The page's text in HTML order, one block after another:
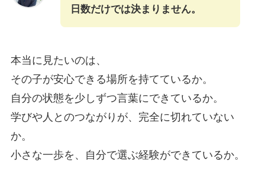
日数だけでは決まりません。
本当に見たいのは、
その子が安心できる場所を持てているか。
自分の状態を少しずつ言葉にできているか。
学びや人とのつながりが、完全に切れていない
か。
小さな一歩を、自分で選ぶ経験ができているか。